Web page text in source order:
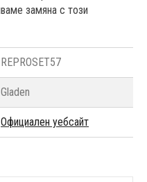
замяна с този
REPROSET57
Gladen
Официален уебсайт